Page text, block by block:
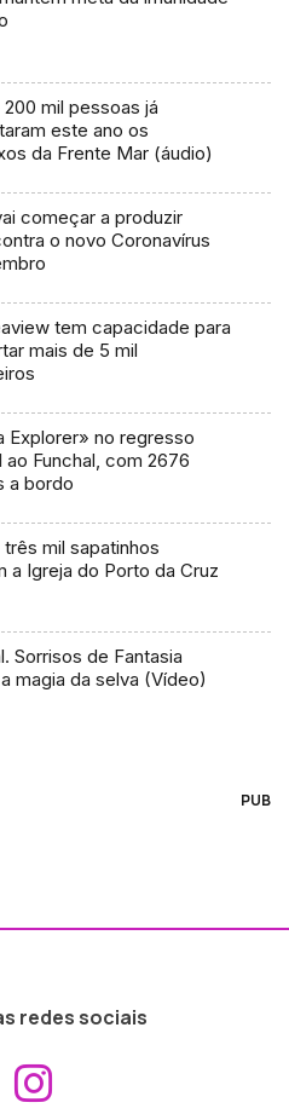
mil pessoas já
este ano os
da Frente Mar (áudio)
começar a produzir
o novo Coronavírus
tem capacidade para
mais de 5 mil
Explorer» no regresso
ao Funchal, com 2676
a bordo
mil sapatinhos
a Igreja do Porto da Cruz
Sorrisos de Fantasia
magia da selva (Vídeo)
PUB
redes sociais
Aceder ao